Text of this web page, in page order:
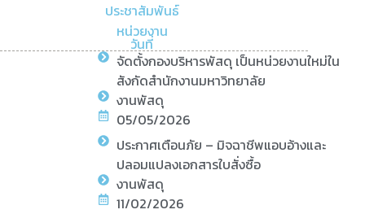
ประชาสัมพันธ์
หน่วยงาน
วันที่
จัดตั้งกองบริหารพัสดุ เป็นหน่วยงานใหม่ใน
สังกัดสำนักงานมหาวิทยาลัย
งานพัสดุ
05/05/2026
ประกาศเตือนภัย – มิจฉาชีพแอบอ้างและ
ปลอมแปลงเอกสารใบสั่งซื้อ
งานพัสดุ
11/02/2026